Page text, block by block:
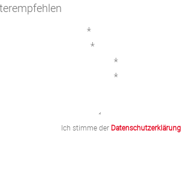
*
*
*
*
Ich stimme der Datenschutzerklärung